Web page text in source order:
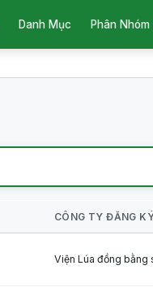
Danh Mục Phân Nhóm
CÔNG TY ĐĂNG
Viện Lúa đồng bằng